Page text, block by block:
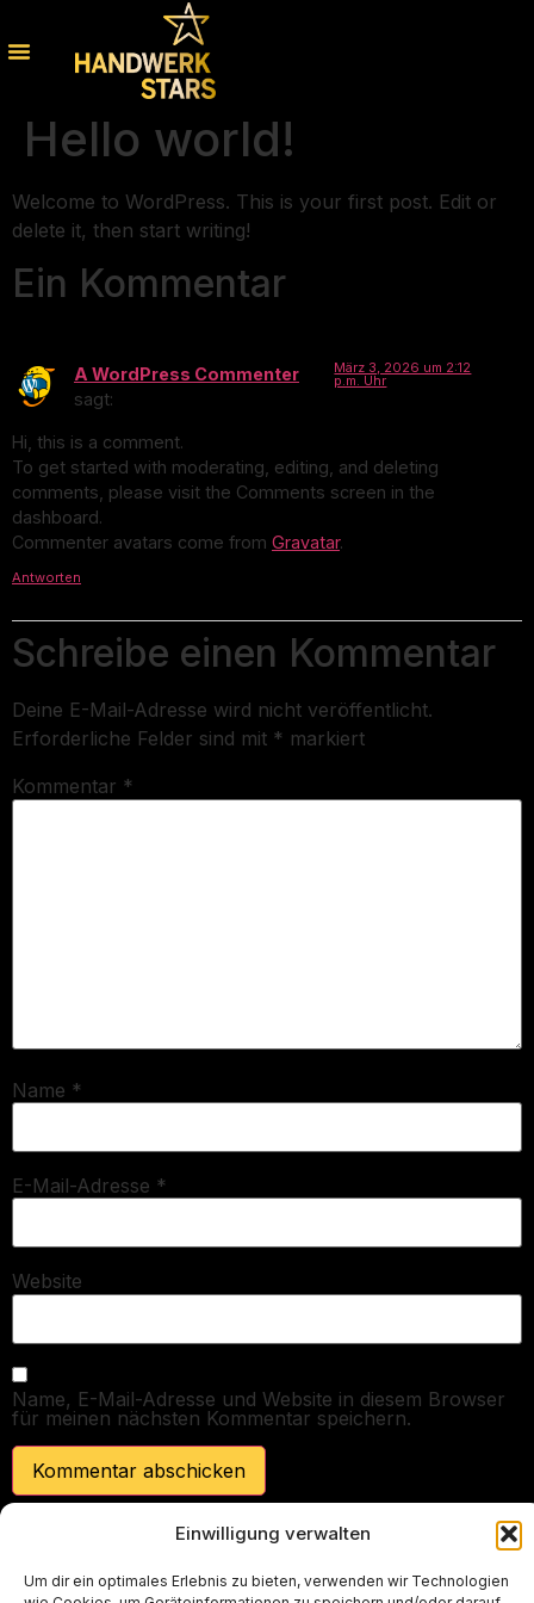
Einwilligung verwalten
Um dir ein optimales Erlebnis zu bieten, verwenden wir Technologien
Hello world!
Welcome to WordPress. This is your first post. Edit or
delete it, then start writing!
Ein Kommentar
A WordPress Commenter
sagt:
März 3, 2026 um 2:12
p.m. Uhr
Hi, this is a comment.
To get started with moderating, editing, and deleting
comments, please visit the Comments screen in the
dashboard.
Commenter avatars come from Gravatar.
Antworten
Schreibe einen Kommentar
Deine E-Mail-Adresse wird nicht veröffentlicht.
Erforderliche Felder sind mit * markiert
Kommentar *
Name *
E-Mail-Adresse *
Website
Name, E-Mail-Adresse und Website in diesem Browser
für meinen nächsten Kommentar speichern.